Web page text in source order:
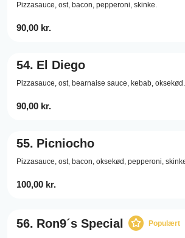
Pizzasauce, ost, bacon, pepperoni, skinke.
90,00 kr.
54. El Diego
Pizzasauce, ost, bearnaise sauce, kebab, oksekød.
90,00 kr.
55. Picniocho
Pizzasauce, ost, bacon, oksekød, pepperoni,
100,00 kr.
56. Ron9´s Special Populært